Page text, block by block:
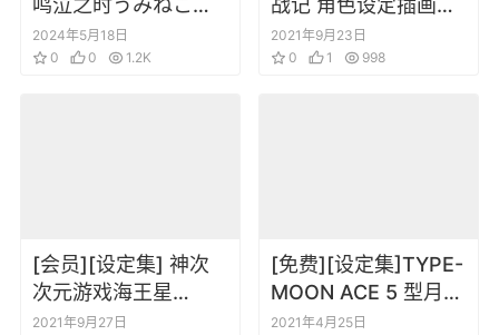
なく頃に Character
of the Slot Golden
2024年5月18日
0
0 1.2K
画集
2021年9月23日
0
1 998
[会员][设定集] 神次
次元游戏海王星
Re;Birth3 V世纪
2021年9月27日
[免费][设定集]TYPE-
MOON ACE 5 型月角
色设定
2021年4月25日